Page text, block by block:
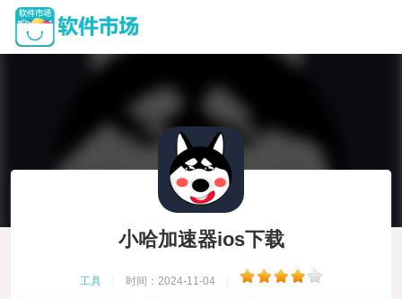
小哈加速器ios下载
工具 时间：2024-11-04